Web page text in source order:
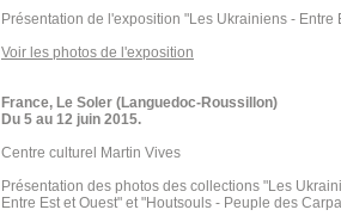
Présentation de l'exposition "Les Ukrainiens - Entre
Voir les photos de l'exposition
France, Le Soler (Languedoc-Roussillon)
Du 5 au 12 juin 2015.
Centre culturel Martin Vives
Présentation des photos des collections "Les
Entre Est et Ouest" et "Houtsouls - Peuple des